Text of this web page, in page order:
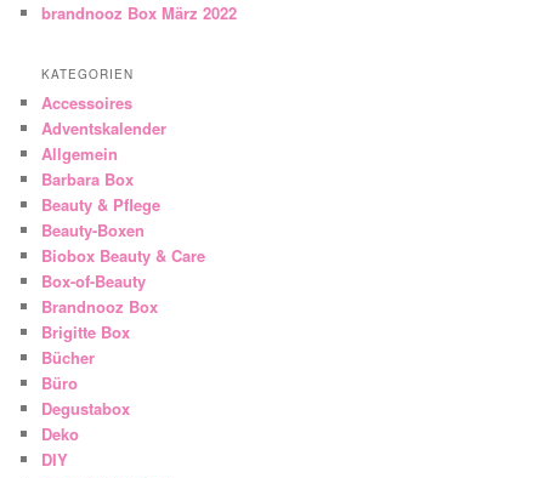
brandnooz Box März 2022
KATEGORIEN
Accessoires
Adventskalender
Allgemein
Barbara Box
Beauty & Pflege
Beauty-Boxen
Biobox Beauty & Care
Box-of-Beauty
Brandnooz Box
Brigitte Box
Bücher
Büro
Degustabox
Deko
DIY